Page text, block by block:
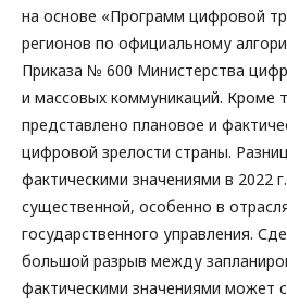
на основе «Программ цифровой
регионов по официальному
Приказа № 600 Министерства
и массовых коммуникаций. Кроме
представлено плановое и
цифровой зрелости страны.
фактическими значениями в 2022
существенной, особенно в
государственного управления.
большой разрыв между
фактическими значениями может